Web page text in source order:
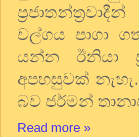
වල්ගය පාගා
යන්න ඊනියා
අපහසුවක් නැහැ.
බව ජර්මන්
Read more »